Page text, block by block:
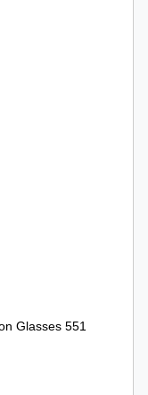
Glasses 551